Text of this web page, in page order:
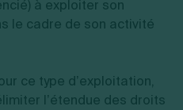
à exploiter son
le cadre de son activité
ce type d’exploitation,
l’étendue des droits